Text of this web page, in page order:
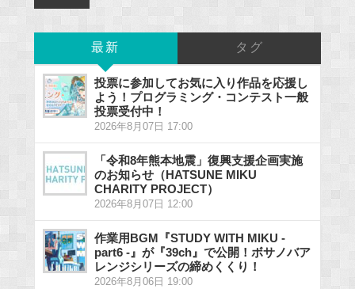
最新 タグ
投票に参加してお気に入り作品を応援し
よう！プログラミング・コンテスト一般
投票受付中！
2026年8月07日 17:00
「令和8年熊本地震」復興支援企画実施
のお知らせ（HATSUNE MIKU
CHARITY PROJECT）
2026年8月07日 12:00
作業用BGM『STUDY WITH MIKU -
part6 -』が『39ch』で公開！ボサノバア
レンジシリーズの締めくくり！
2026年8月06日 19:00